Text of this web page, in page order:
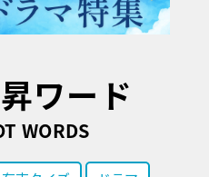
ワード
WORDS